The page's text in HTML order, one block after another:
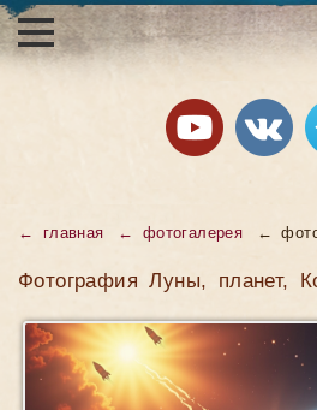
← главная ← фотогалерея ←
Фотография Луны, планет,